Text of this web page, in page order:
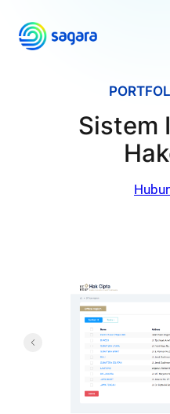
content
Sistem